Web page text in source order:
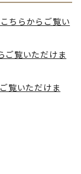
ちらからご覧い
ご覧いただけま
覧いただけま